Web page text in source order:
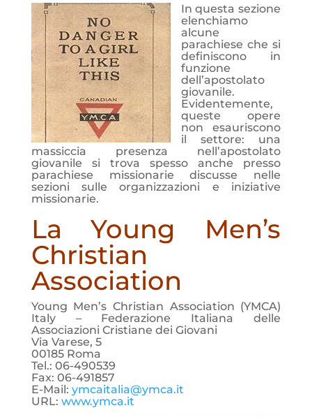
In questa sezione
elenchiamo
alcune
parachiese che si
definiscono in
funzione
dell’apostolato
giovanile.
Evidentemente,
queste opere
non esauriscono
il settore: una
massiccia presenza nell’apostolato
giovanile si trova spesso anche presso
parachiese missionarie discusse nelle
sezioni sulle organizzazioni e iniziative
missionarie.
La Young Men’s
Christian
Association
Young Men’s Christian Association (YMCA)
Italy – Federazione Italiana delle
Associazioni Cristiane dei Giovani
Via Varese, 5
00185 Roma
Tel.: 06-490539
Fax: 06-491857
E-Mail: ymcaitalia@ymca.it
URL: www.ymca.it